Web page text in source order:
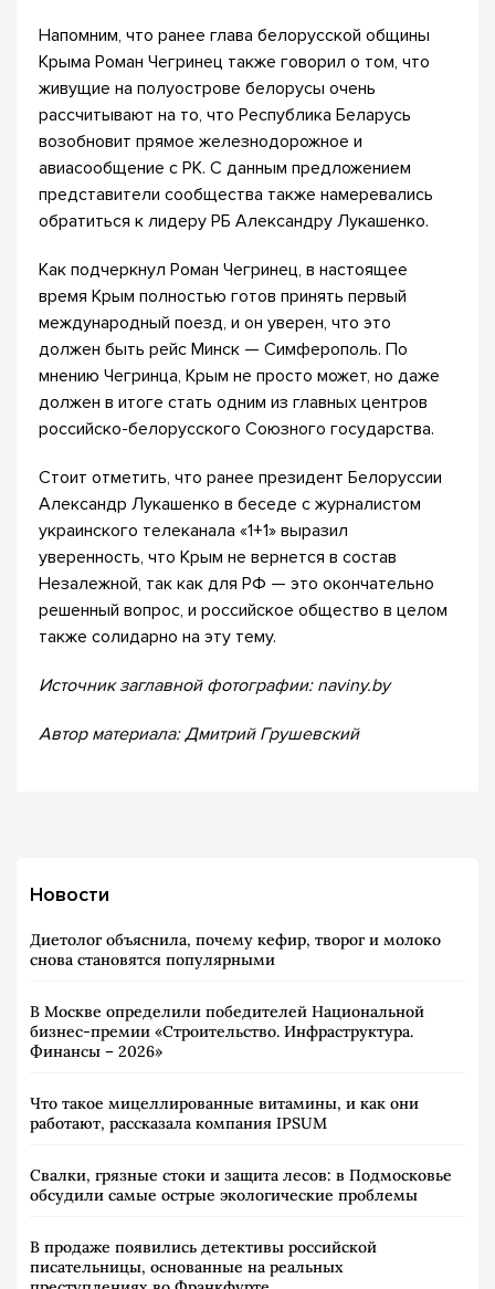
Напомним, что ранее глава белорусской общины
Крыма Роман Чегринец также говорил о том, что
живущие на полуострове белорусы очень
рассчитывают на то, что Республика Беларусь
возобновит прямое железнодорожное и
авиасообщение с РК. С данным предложением
представители сообщества также намеревались
обратиться к лидеру РБ Александру Лукашенко.
Как подчеркнул Роман Чегринец, в настоящее
время Крым полностью готов принять первый
международный поезд, и он уверен, что это
должен быть рейс Минск — Симферополь. По
мнению Чегринца, Крым не просто может, но даже
должен в итоге стать одним из главных центров
российско-белорусского Союзного государства.
Стоит отметить, что ранее президент Белоруссии
Александр Лукашенко в беседе с журналистом
украинского телеканала «1+1» выразил
уверенность, что Крым не вернется в состав
Незалежной, так как для РФ — это окончательно
решенный вопрос, и российское общество в целом
также солидарно на эту тему.
Источник заглавной фотографии: naviny.by
Автор материала: Дмитрий Грушевский
Новости
Диетолог объяснила, почему кефир, творог и молоко
снова становятся популярными
В Москве определили победителей Национальной
бизнес-премии «Строительство. Инфраструктура.
Финансы – 2026»
Что такое мицеллированные витамины, и как они
работают, рассказала компания IPSUM
Свалки, грязные стоки и защита лесов: в Подмосковье
обсудили самые острые экологические проблемы
В продаже появились детективы российской
писательницы, основанные на реальных